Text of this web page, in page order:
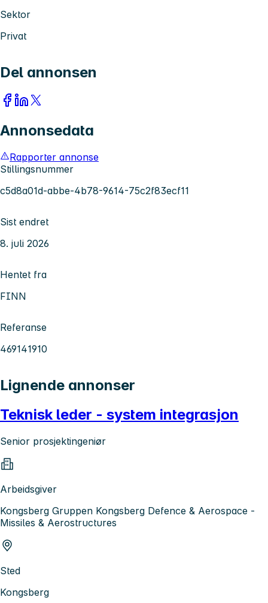
Sektor
Privat
Del annonsen
Annonsedata
Rapporter annonse
Stillingsnummer
c5d8a01d-abbe-4b78-9614-75c2f83ecf11
Sist endret
8. juli 2026
Hentet fra
FINN
Referanse
469141910
Lignende annonser
Teknisk leder - system integrasjon
Senior prosjektingeniør
Arbeidsgiver
Kongsberg Gruppen Kongsberg Defence & Aerospace -
Missiles & Aerostructures
Sted
Kongsberg